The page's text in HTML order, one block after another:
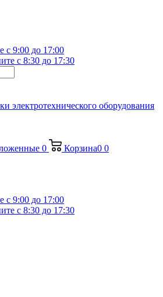
с 9:00 до 17:00
с 8:30 до 17:30
0 Корзина0 0
с 9:00 до 17:00
с 8:30 до 17:30